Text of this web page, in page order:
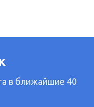
в ближайшие 40